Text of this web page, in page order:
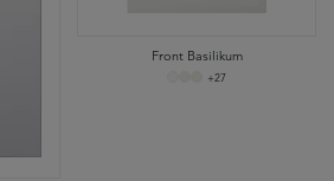
Front Basilikum
+27